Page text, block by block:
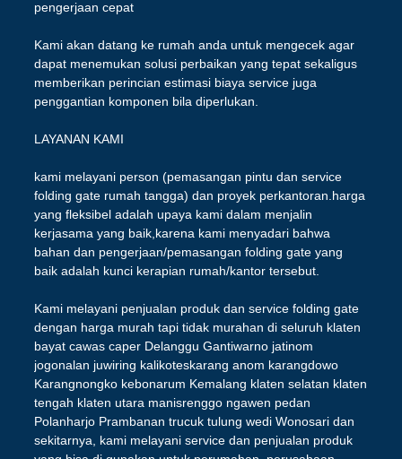
pengerjaan cepat
Kami akan datang ke rumah anda untuk mengecek agar
dapat menemukan solusi perbaikan yang tepat sekaligus
memberikan perincian estimasi biaya service juga
penggantian komponen bila diperlukan.
LAYANAN KAMI
kami melayani person (pemasangan pintu dan service
folding gate rumah tangga) dan proyek perkantoran.harga
yang fleksibel adalah upaya kami dalam menjalin
kerjasama yang baik,karena kami menyadari bahwa
bahan dan pengerjaan/pemasangan folding gate yang
baik adalah kunci kerapian rumah/kantor tersebut.
Kami melayani penjualan produk dan service folding gate
dengan harga murah tapi tidak murahan di seluruh klaten
bayat cawas caper Delanggu Gantiwarno jatinom
jogonalan juwiring kalikoteskarang anom karangdowo
Karangnongko kebonarum Kemalang klaten selatan klaten
tengah klaten utara manisrenggo ngawen pedan
Polanharjo Prambanan trucuk tulung wedi Wonosari dan
sekitarnya, kami melayani service dan penjualan produk